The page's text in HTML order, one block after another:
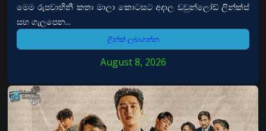
මෙම රුපවාහිනී කතා මාලා කොටසට අදාල ඩවුන්ලෝඩ් ලින්ක්ස්
සහ ගැලපෙන...
ලින්ක් ලබාගන්න
August 8, 2026